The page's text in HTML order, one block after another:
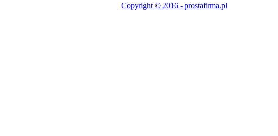
Copyright © 2016 - prostafirma.pl